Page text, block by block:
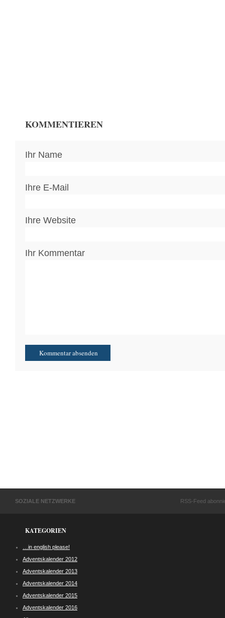
KOMMENTIEREN
Ihr Name
Ihre E-Mail
Ihre Website
Ihr Kommentar
SOZIALE NETZWERKE RSS-Feed
KATEGORIEN
…in english please!
Adventskalender 2012
Adventskalender 2013
Adventskalender 2014
Adventskalender 2015
Adventskalender 2016